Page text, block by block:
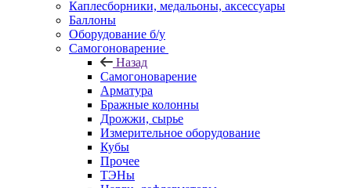
Каплесборники, медальоны, аксессуары
Баллоны
Оборудование б/у
Самогоноварение
Назад
Самогоноварение
Арматура
Бражные колонны
Дрожжи, сырье
Измерительное оборудование
Кубы
Прочее
ТЭНы